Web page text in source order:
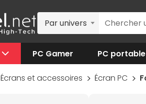
Par univers
PC Gamer PC portable
Écrans et accessoires Écran PC